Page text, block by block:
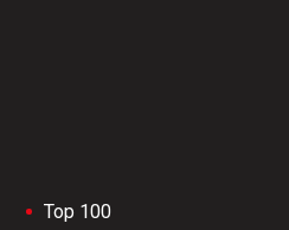
Top 100